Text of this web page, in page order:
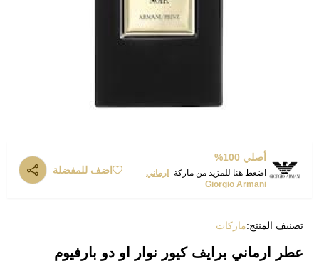
أصلي 100%
اضغط هنا للمزيد من ماركة
ارماني
Giorgio Armani
اضف للمفضلة
تصنيف المنتج:ماركات
عطر ارماني برايف كيور نوار او دو بارفيوم